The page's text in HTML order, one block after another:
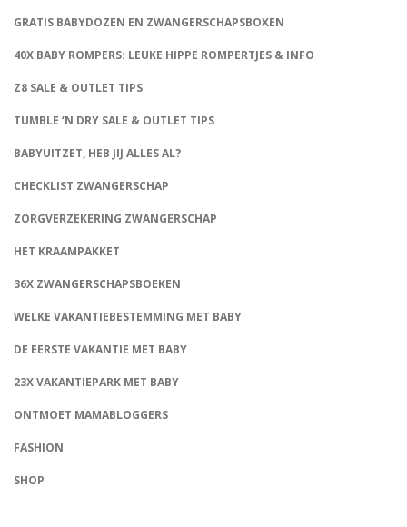
GRATIS BABYDOZEN EN ZWANGERSCHAPSBOXEN
40X BABY ROMPERS: LEUKE HIPPE ROMPERTJES & INFO
Z8 SALE & OUTLET TIPS
TUMBLE ‘N DRY SALE & OUTLET TIPS
BABYUITZET, HEB JIJ ALLES AL?
CHECKLIST ZWANGERSCHAP
ZORGVERZEKERING ZWANGERSCHAP
HET KRAAMPAKKET
36X ZWANGERSCHAPSBOEKEN
WELKE VAKANTIEBESTEMMING MET BABY
DE EERSTE VAKANTIE MET BABY
23X VAKANTIEPARK MET BABY
ONTMOET MAMABLOGGERS
FASHION
SHOP